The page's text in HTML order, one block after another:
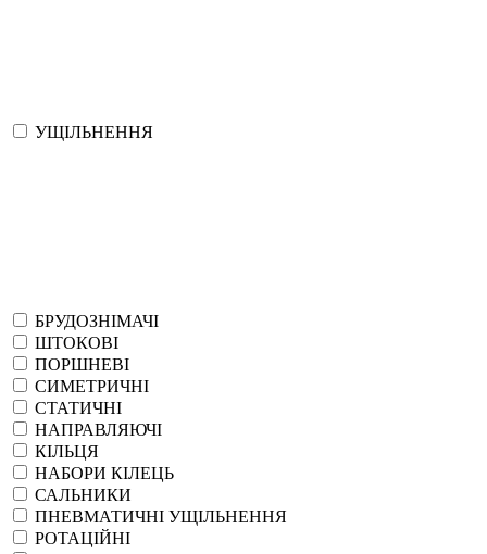
УЩІЛЬНЕННЯ
БРУДОЗНІМАЧІ
ШТОКОВІ
ПОРШНЕВІ
СИМЕТРИЧНІ
СТАТИЧНІ
НАПРАВЛЯЮЧІ
КІЛЬЦЯ
НАБОРИ КІЛЕЦЬ
САЛЬНИКИ
ПНЕВМАТИЧНІ УЩІЛЬНЕННЯ
РОТАЦІЙНІ